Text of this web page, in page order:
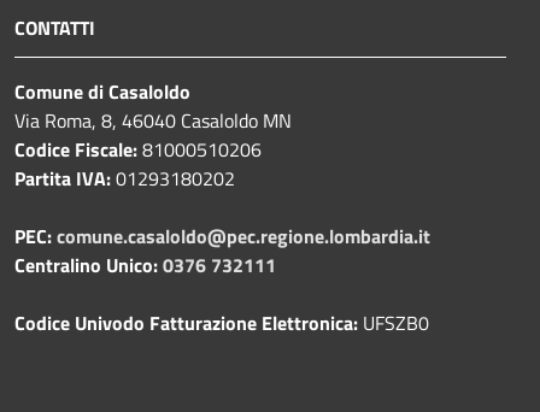
CONTATTI
Comune di Casaloldo
Via Roma, 8, 46040 Casaloldo MN
Codice Fiscale:81000510206
Partita IVA:01293180202
PEC:comune.casaloldo@pec.regione.lombardia.it
Centralino Unico:0376 732111
Codice Univodo Fatturazione Elettronica: UFSZB0